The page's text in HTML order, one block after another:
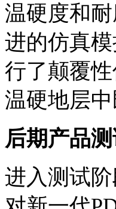
温硬度和
进的仿真
行了颠覆
温硬地层
后期产品
进入测试